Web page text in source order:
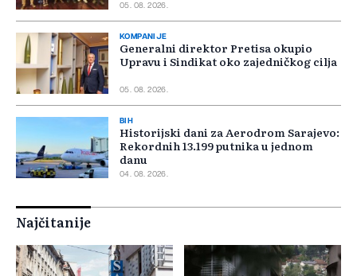
05. 08. 2026.
KOMPANIJE
Generalni direktor Pretisa okupio
Upravu i Sindikat oko zajedničkog cilja
05. 08. 2026.
BIH
Historijski dani za Aerodrom Sarajevo:
Rekordnih 13.199 putnika u jednom
danu
04. 08. 2026.
Najčitanije